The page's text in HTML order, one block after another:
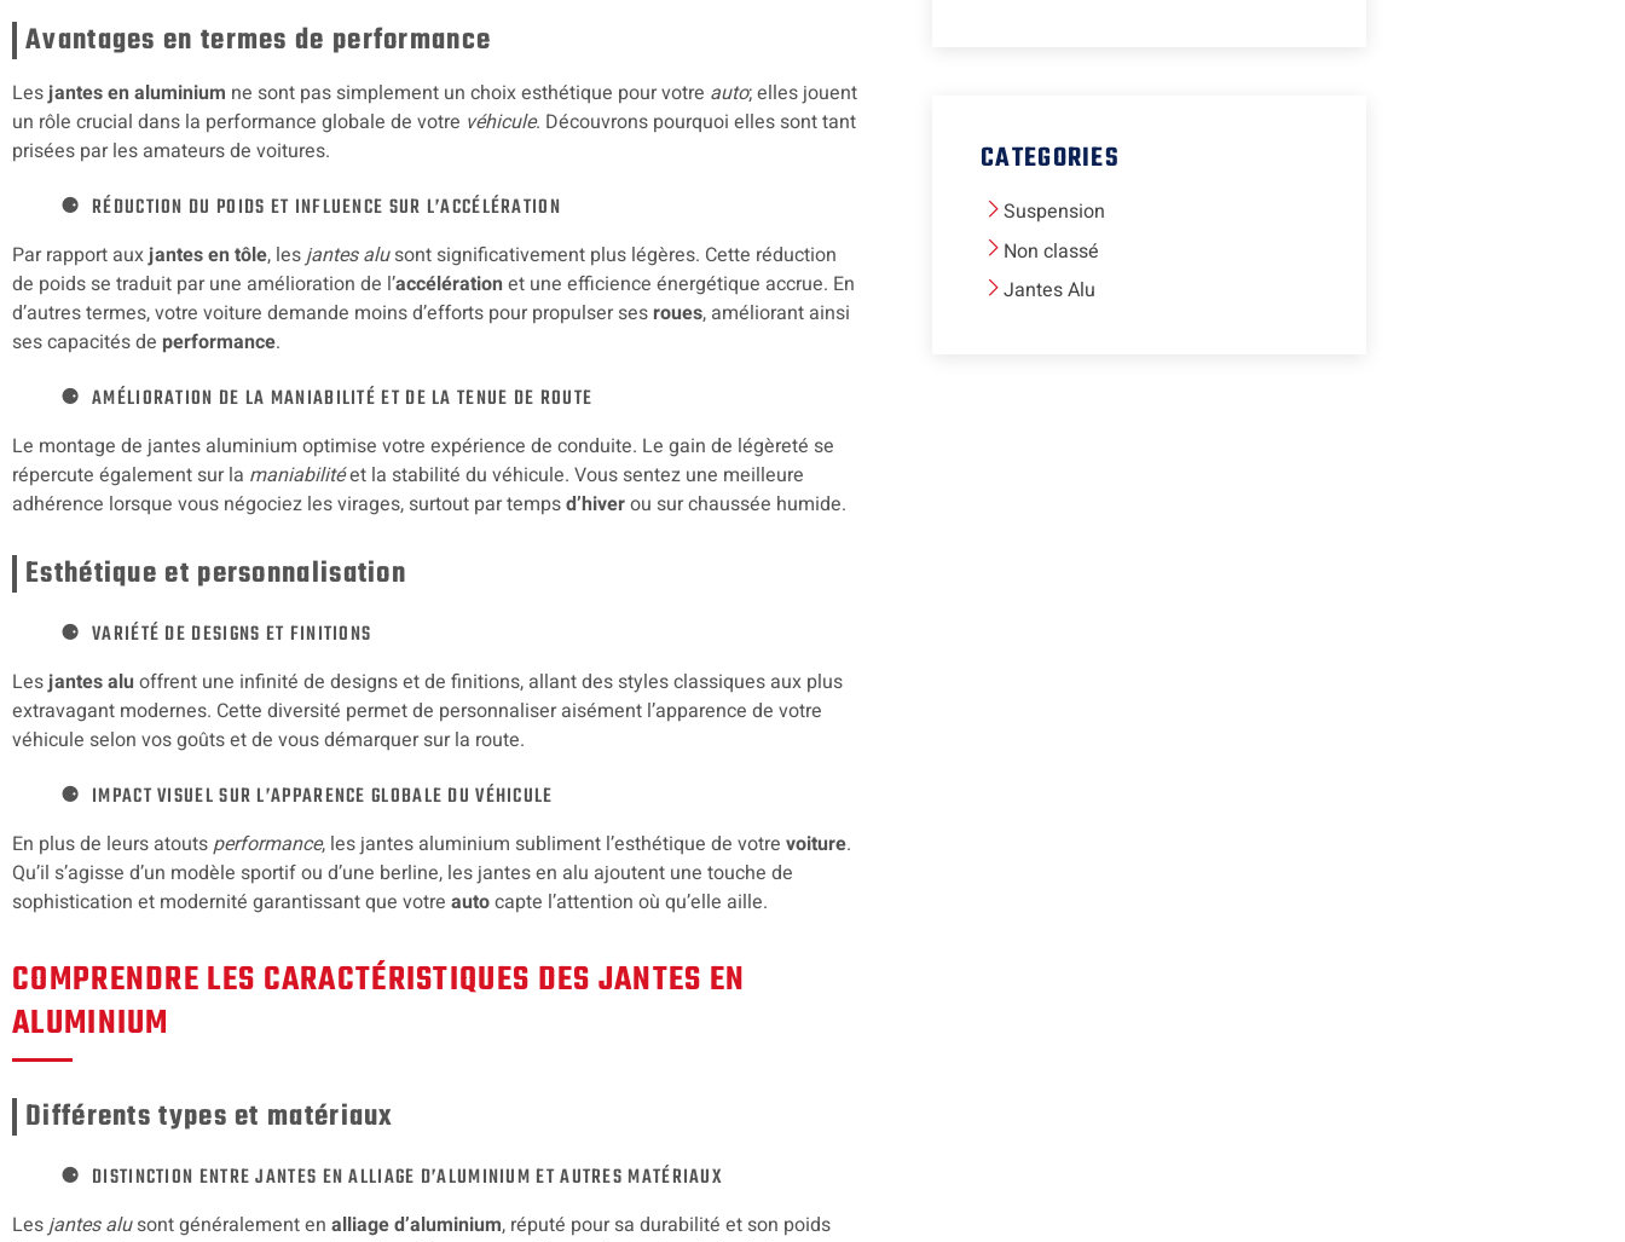
Avantages en termes de performance
Lesjantes en aluminium ne sont pas simplement un choix esthétique pour votre auto; elles jouent
un rôle crucial dans la performance globale de votre véhicule. Découvrons pourquoi elles sont tant
prisées par les amateurs de voitures.
RÉDUCTION DU POIDS ET INFLUENCE SUR L’ACCÉLÉRATION
Par rapport auxjantes en tôle, lesjantes alusont significativement plus légères. Cette réduction
de poids se traduit par une amélioration de l’accélération et une efficience énergétique accrue. En
d’autres termes, votre voiture demande moins d’efforts pour propulser ses roues, améliorant ainsi
ses capacités de performance.
AMÉLIORATION DE LA MANIABILITÉ ET DE LA TENUE DE ROUTE
Le montage de jantes aluminium optimise votre expérience de conduite. Le gain de légèreté se
répercute également sur la maniabilitéet la stabilité du véhicule. Vous sentez une meilleure
adhérence lorsque vous négociez les virages, surtout par tempsd’hiverou sur chaussée humide.
Esthétique et personnalisation
VARIÉTÉ DE DESIGNS ET FINITIONS
Lesjantes alu offrent une infinité de designs et de finitions, allant des styles classiques aux plus
extravagant modernes. Cette diversité permet de personnaliser aisément l’apparence de votre
véhicule selon vos goûts et de vous démarquer sur la route.
IMPACT VISUEL SUR L’APPARENCE GLOBALE DU VÉHICULE
En plus de leurs atoutsperformance, les jantes aluminium subliment l’esthétique de votre voiture.
Qu’il s’agisse d’un modèle sportif ou d’une berline, les jantes en alu ajoutent une touche de
sophistication et modernité garantissant que votre autocapte l’attention où qu’elle aille.
COMPRENDRE LES CARACTÉRISTIQUES DES JANTES EN
ALUMINIUM
Différents types et matériaux
DISTINCTION ENTRE JANTES EN ALLIAGE D’ALUMINIUM ET AUTRES MATÉRIAUX
Lesjantes alusont généralement en alliage d’aluminium, réputé pour sa durabilité et son poids
CATEGORIES
Suspension
Non classé
Jantes Alu